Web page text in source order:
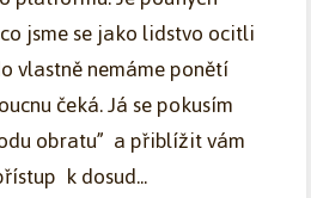
jsme se jako lidstvo ocitli
vlastně nemáme ponětí
čeká. Já se pokusím
obratu” a přiblížit vám
k dosud...